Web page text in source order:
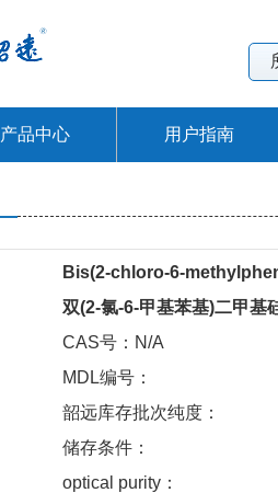
产品中心 用户指南
Bis(2-chloro-6-
双(2-氯-6-甲基苯基)二甲基
CAS号：N/A
MDL编号：
韶远库存批次纯度：
储存条件：
optical purity：